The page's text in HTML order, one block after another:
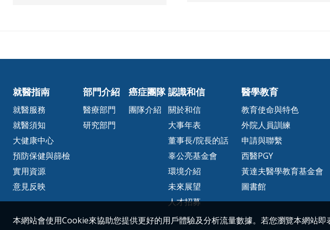
就醫指南
就醫服務
就醫須知
大健康中心
預防保健與篩檢
實用資源
意見反映
部門介紹
醫療部門
研究部門
癌症團隊
團隊介紹
認識和信
關於和信
大事年表
董事長/院長的話
辜公亮基金會
環境介紹
未來展望
人才招募
醫學教育
教育使命與特色
外院人員訓練
申請與聯繫
西醫PGY
黃達夫醫學教育基金會
圖書館
本網站會使用Cookie來協助您提供更好的用戶體驗及分析流量數據。若您瀏覽本網站